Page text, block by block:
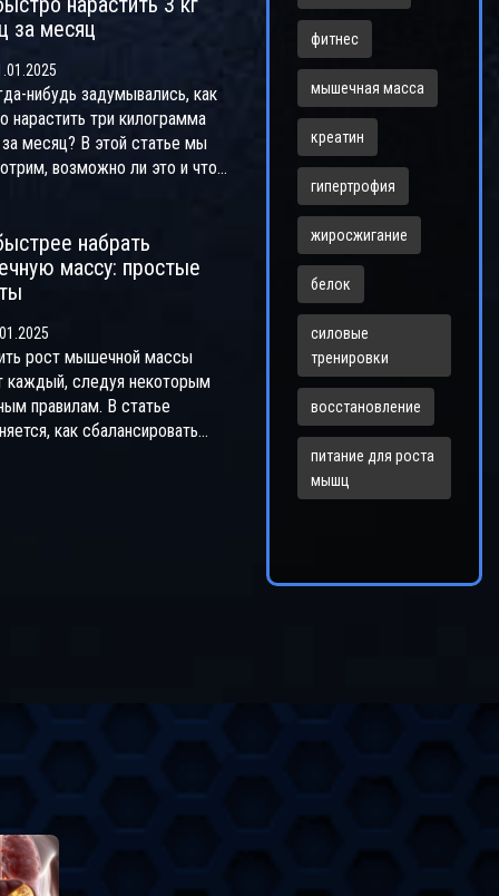
питания, программ
и сна. Читатель
какие ошибки могут
росту мышц и как их
Подразумевается, что
и постоянство играют
за месяц
нибудь задумывались, как
нарастить три килограмма
месяц? В этой статье мы
возможно ли это и что
питания, а также дадим
по оптимизации процесса.
дальше, чтобы узнать о
сильнее и здоровее.
набрать
массу: простые
рост мышечной массы
каждый, следуя некоторым
правилам. В статье
как сбалансировать
фитнес
мышечная масса
креатин
гипертрофия
жиросжигание
белок
силовые
тренировки
восстановление
питание для роста
мышц